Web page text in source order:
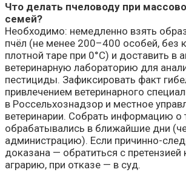
Что делать пчеловоду при
семей?
Необходимо: немедленно взять
пчёл (не менее 200–400 особей, без
плотной таре при 0°C) и доставить в
ветеринарную лабораторию для
пестициды. Зафиксировать факт
привлечением ветеринарного
в Россельхознадзор и местное
ветеринарии. Собрать информацию о
обрабатывались в ближайшие дни
администрацию). Если причинно-
доказана — обратиться с претензией
аграрию, при отказе — в суд.